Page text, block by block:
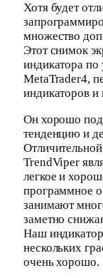
Хотя будет
множество
Этот снимок
индикатора
MetaTrader4,
индикаторов
Он хорошо
тенденцию и
TrendViper
легкое и
программное
занимают
заметно
Наш
нескольких
очень хорошо.